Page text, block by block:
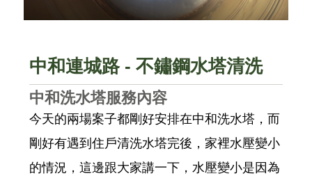
中和連城路 - 不鏽鋼水塔清洗
中和洗水塔服務內容
今天的兩場案子都剛好安排在中和洗水塔，而
剛好有遇到住戶清洗水塔完後，家裡水壓變小
的情況，這邊跟大家講一下，水壓變小是因為